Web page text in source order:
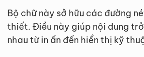
Bộ chữ này sở hữu các đường
thiết. Điều này giúp nội dung
nhau từ in ấn đến hiển thị kỹ